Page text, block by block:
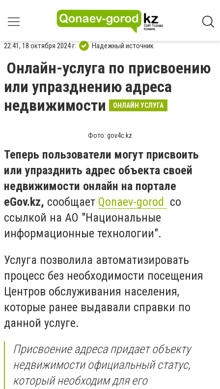
22:41, 18 октября 2024 г. Надежный источник
Онлайн-услуга по присвоению
или упразднению адреса
недвижимости
ОНЛАЙН УСЛУГА
Фото: gov4c.kz
Теперь пользователи могут присвоить
или упразднить адрес объекта своей
недвижимости онлайн на портале
eGov.kz, сообщает Qonaev-gorod со
ссылкой на АО "Национальные
информационные технологии".
Услуга позволила автоматизировать
процесс без необходимости посещения
Центров обслуживания населения,
которые ранее выдавали справки по
данной услуге.
Присвоение адреса придает объекту
недвижимости официальный статус,
который необходим для его